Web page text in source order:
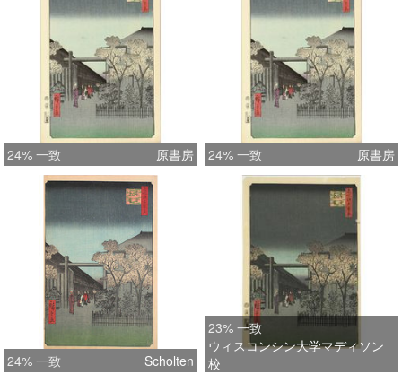
24% 一致 原書房 24% 一致 原書房
24% 一致 Scholten
23% 一致
ウィスコンシン大学マディソン
校